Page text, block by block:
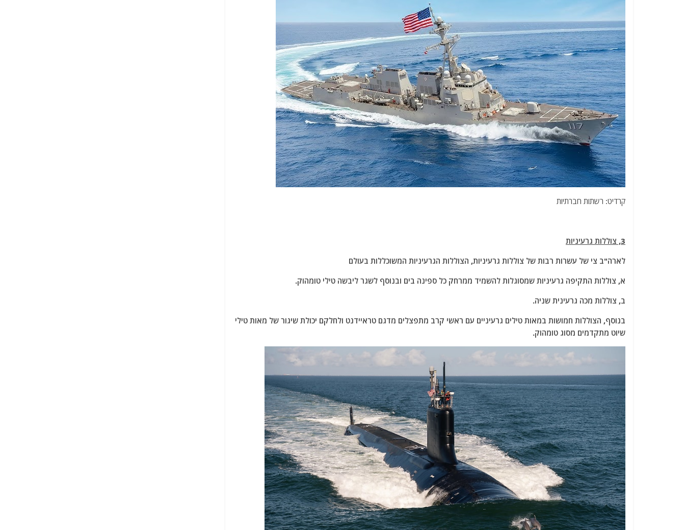
קרדיט: רשתות חברתיות
3, צוללות גרעיניות
לארה"ב צי של עשרות רבות של צוללות גרעיניות, הצוללות הגרעיניות המשוכללות בעולם
א, צוללות התקיפה גרעיניות שמסוגלות להשמיד ממרחק כל ספינה בים ובנוסף לשגר ליבשה טילי טומהוק.
ב, צוללות מכה גרעינית שניה.
בנוסף, הצוללות חמושות במאות טילים גרעיניים עם ראשי קרב מתפצלים מדגם טראיידנט ולחלקם יכולת שיגור של מאות טילי
שיוט מתקדמים מסוג טומהוק.